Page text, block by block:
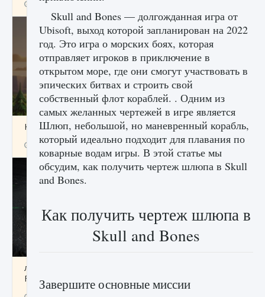
9 августа 2024
Как заработать медали лиги Clash of Clans
9 августа 2024 2 599 0 1
лицензии, лиги, команды и стадионы в EA
FC 25
Skull and Bones — долгожданная игра от
Ubisoft, выход которой запланирован на 2022
год. Это игра о морских боях, которая
отправляет игроков в приключение в
открытом море, где они смогут участвовать в
эпических битвах и строить свой
собственный флот кораблей. . Одним из
самых желанных чертежей в игре является
Шлюп, небольшой, но маневренный корабль,
который идеально подходит для плавания по
коварные водам игры. В этой статье мы
обсудим, как получить чертеж шлюпа в Skull
and Bones.
Как получить чертеж шлюпа в
Skull and Bones
Завершите основные миссии